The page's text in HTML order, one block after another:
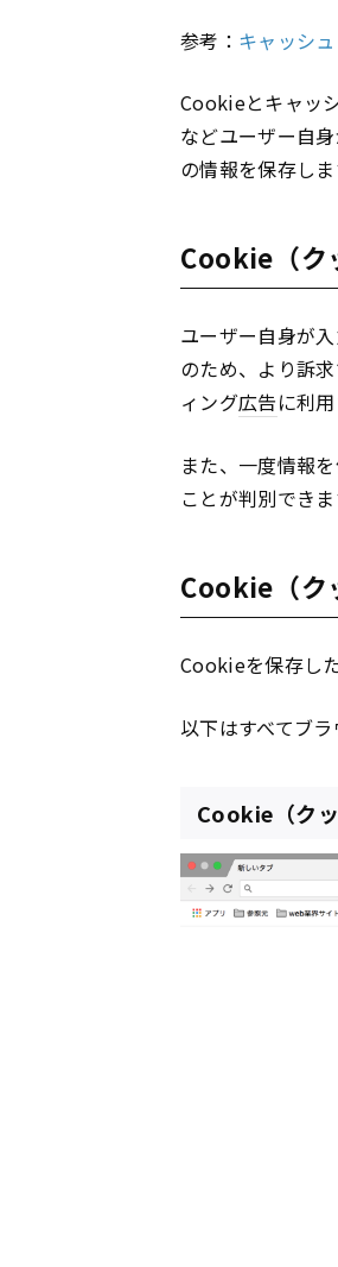
参考： キャッシ
Cookieとキャッ
などユーザー自
の情報を保存しま
Cookie（ク
ユーザー自身が
のため、より訴
ィング広告に利用
また、一度情報
ことが判別でき
Cookie（ク
Cookieを保存し
以下はすべてブ
Cookie（ク